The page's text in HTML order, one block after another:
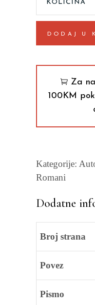
DODAJ U
Za
100KM
Kategorije:
Romani
Dodatne
Broj strana
Povez
Pismo